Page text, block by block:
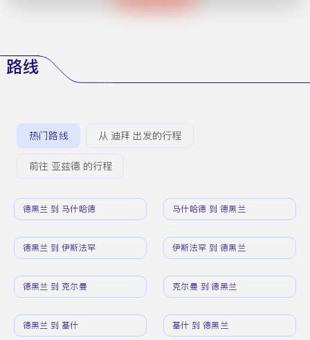
路线
热门路线 从 迪拜 出发的行程
前往 亚兹德 的行程
德黑兰 到 马什哈德 马什哈德 到 德黑兰
德黑兰 到 伊斯法罕 伊斯法罕 到 德黑兰
德黑兰 到 克尔曼 克尔曼 到 德黑兰
德黑兰 到 基什 基什 到 德黑兰